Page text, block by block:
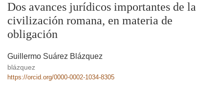
Dos avances jurídicos importantes de la
civilización romana, en materia de
obligación
Guillermo Suárez Blázquez
blázquez
https://orcid.org/0000-0002-1034-8305